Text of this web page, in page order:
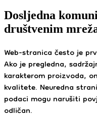
Dosljedna
društvenim
Web-stranica često je
Ako je pregledna,
karakterom proizvoda,
kvalitete. Neuredna
podaci mogu narušiti
odličan.